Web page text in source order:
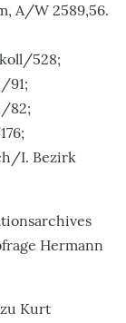
A/W 2589,56.
528;
91;
82;
I. Bezirk
Hermann
Kurt